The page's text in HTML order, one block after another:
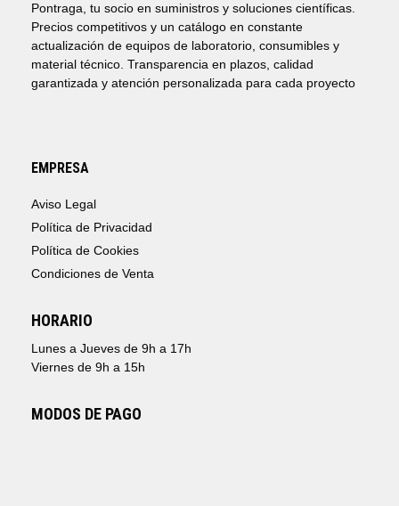
Pontraga, tu socio en suministros y soluciones científicas.
Precios competitivos y un catálogo en constante
actualización de equipos de laboratorio, consumibles y
material técnico. Transparencia en plazos, calidad
garantizada y atención personalizada para cada proyecto
EMPRESA
Aviso Legal
Política de Privacidad
Política de Cookies
Condiciones de Venta
HORARIO
Lunes a Jueves de 9h a 17h
Viernes de 9h a 15h
MODOS DE PAGO